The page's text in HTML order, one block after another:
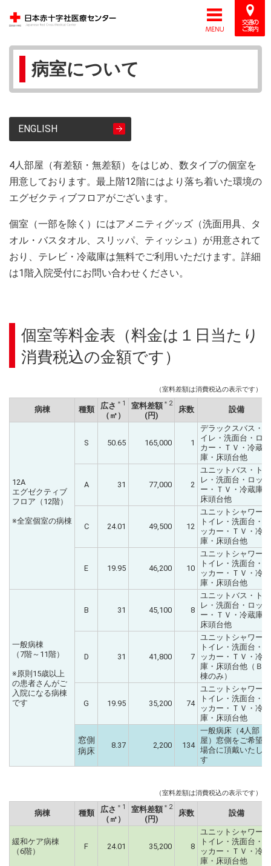
病室について
ENGLISH
4人部屋（有差額・無差額）をはじめ、数タイプの個室を
用意しております。最上階12階にはより落ち着いた環境の
エグゼクティブフロアがございます。
個室（一部を除く）にはアメニティグッズ（洗面用具、タ
オル・バスタオル、スリッパ、ティッシュ）が用意されて
おり、テレビ・冷蔵庫は無料でご利用いただけます。詳細
は1階入院受付にお問い合わせください。
個室等料金表（料金は１日当たり
消費税込の金額です）
（室料差額は消費税込の表示です）
病棟 種類 広さ ＊1
（㎡）
室料差額＊2
(円)
床数 設備
12A
エグゼクティブ
フロア（12階）
※全室個室の病棟
S 50.65 165,000 1
デラックスバス・ト
イレ・洗面台・ロッ
カー・ＴＶ・冷蔵
庫・床頭台他
A 31 77,000 2
ユニットバス・トイ
レ・洗面台・ロッカ
ー・ＴＶ・冷蔵庫・
床頭台他
C 24.01 49,500 12
ユニットシャワー・
トイレ・洗面台・ロ
ッカー・ＴＶ・冷蔵
庫・床頭台他
E 19.95 46,200 10
ユニットシャワー・
トイレ・洗面台・ロ
ッカー・ＴＶ・冷蔵
庫・床頭台他
一般病棟
（7階～11階）
※原則15歳以上
の患者さんがご
入院になる病棟
です
B 31 45,100 8
ユニットバス・トイ
レ・洗面台・ロッカ
ー・ＴＶ・冷蔵庫・
床頭台他
D 31 41,800 7
ユニットシャワー・
トイレ・洗面台・ロ
ッカー・ＴＶ・冷蔵
庫・床頭台他（Ｂ病
棟のみ）
G 19.95 35,200 74
ユニットシャワー・
トイレ・洗面台・ロ
ッカー・ＴＶ・冷蔵
庫・床頭台他
窓側
病床
8.37 2,200 134
一般病床（4人部
屋）窓側をご希望の
場合に頂戴いたしま
す
（室料差額は消費税込の表示です）
病棟 種類 広さ ＊1
（㎡）
室料差額＊2
(円)
床数 設備
緩和ケア病棟
（6階）
F 24.01 35,200 8
ユニットシャワー・
トイレ・洗面台・ロ
ッカー・ＴＶ・冷蔵
庫・床頭台他